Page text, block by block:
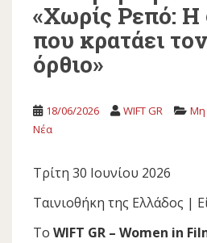
«Χωρίς Ρεπό: Η
που κρατάει
όρθιο»
18/06/2026 WIFT GR Μη
Νέα
Τρίτη 30 Ιουνίου 2026
Ταινιοθήκη της Ελλάδος |
Το WIFT GR – Women in